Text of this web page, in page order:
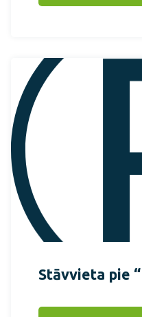
Stāvvieta pie